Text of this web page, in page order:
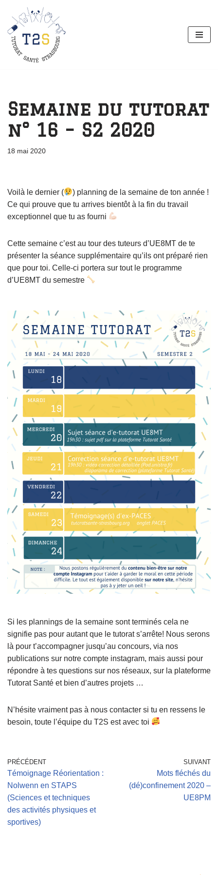
Aller
au
contenu
Semaine du tutorat
n° 16 – S2 2020
18 mai 2020
Voilà le dernier (
) planning de la semaine de ton année !
Ce qui prouve que tu arrives bientôt à la fin du travail
exceptionnel que tu as fourni
Cette semaine c’est au tour des tuteurs d’UE8MT de te
présenter la séance supplémentaire qu’ils ont préparé rien
que pour toi. Celle-ci portera sur tout le programme
d’UE8MT du semestre
Si les plannings de la semaine sont terminés cela ne
signifie pas pour autant que le tutorat s’arrête! Nous serons
là pour t’accompagner jusqu’au concours, via nos
publications sur notre compte instagram, mais aussi pour
répondre à tes questions sur nos réseaux, sur la plateforme
Tutorat Santé et bien d’autres projets …
N’hésite vraiment pas à nous contacter si tu en ressens le
besoin, toute l’équipe du T2S est avec toi
PRÉCÉDENT
Témoignage Réorientation :
Nolwenn en STAPS
(Sciences et techniques
des activités physiques et
sportives)
SUIVANT
Mots fléchés du
(dé)confinement 2020 –
UE8PM